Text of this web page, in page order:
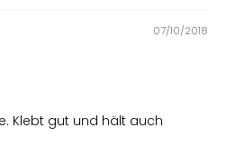
07/10/2018
Klebt gut und hält auch